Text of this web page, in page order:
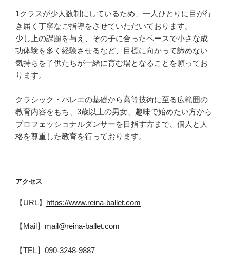
1クラスが少人数制にしているため、一人ひとりに目が行
き届く丁寧なご指導をさせていただいております。
少し上の課題を与え、その子に合ったペースで小さな成
功体験を多く経験させるなど、目標に向かって諦めない
気持ちを子供たちが一緒に育む場となることを願ってお
ります。
クラシック・バレエの基礎から高等技術に至る広範囲の
教育内容をもち、3歳以上の男女、趣味で始めたい方から
プロフェッショナルダンサーを目指す方まで、個人と人
格を尊重した教育を行っております。
アクセス
【URL】 https://www.reina-ballet.com
【Mail】 mail@reina-ballet.com
【TEL】090-3248-9887